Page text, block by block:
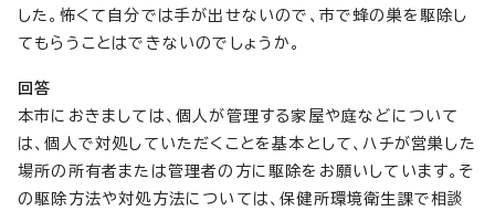
した。怖くて自分では手が出せないので、市で蜂の巣を駆除し
てもらうことはできないのでしょうか。
回答
本市におきましては、個人が管理する家屋や庭などについて
は、個人で対処していただくことを基本として、ハチが営巣した
場所の所有者または管理者の方に駆除をお願いしています。そ
の駆除方法や対処方法については、保健所環境衛生課で相談